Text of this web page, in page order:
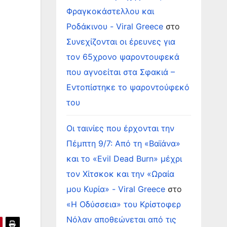
Φραγκοκάστελλου και
Ροδάκινου - Viral Greeceστο
Συνεχίζονται οι έρευνες για
τον 65χρονο ψαροντουφεκά
που αγνοείται στα Σφακιά –
Εντοπίστηκε το ψαροντούφεκό
του
Οι ταινίες που έρχονται την
Πέμπτη 9/7: Από τη «Βαϊάνα»
και το «Evil Dead Burn» μέχρι
τον Χίτσκοκ και την «Ωραία
μου Κυρία» - Viral Greeceστο
«Η Οδύσσεια» του Κρίστοφερ
Νόλαν αποθεώνεται από τις